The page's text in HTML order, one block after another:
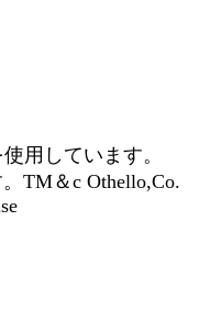
使用しています。
TM＆c Othello,Co.